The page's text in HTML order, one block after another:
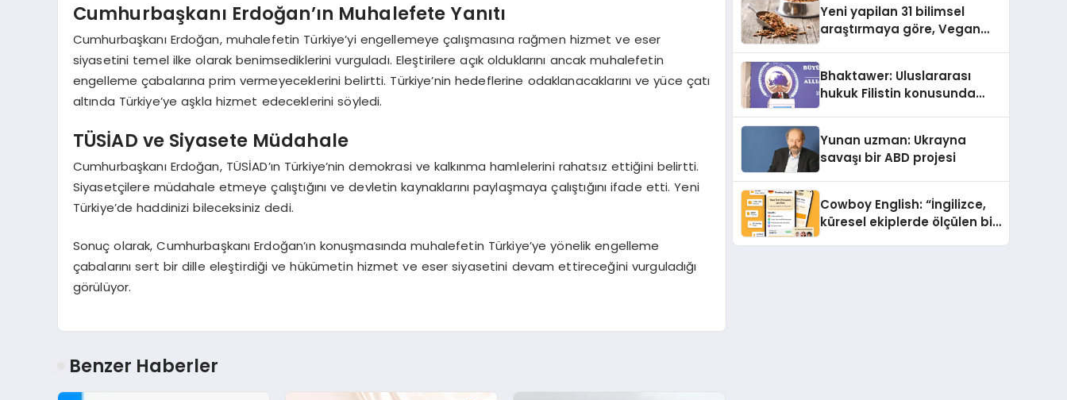
Cumhurbaşkanı Erdoğan’ın Muhalefete Yanıtı
Cumhurbaşkanı Erdoğan, muhalefetin Türkiye’yi engellemeye çalışmasına rağmen hizmet ve eser
siyasetini temel ilke olarak benimsediklerini vurguladı. Eleştirilere açık olduklarını ancak muhalefetin
engelleme çabalarına prim vermeyeceklerini belirtti. Türkiye’nin hedeflerine odaklanacaklarını ve yüce çatı
altında Türkiye’ye aşkla hizmet edeceklerini söyledi.
TÜSİAD ve Siyasete Müdahale
Cumhurbaşkanı Erdoğan, TÜSİAD’ın Türkiye’nin demokrasi ve kalkınma hamlelerini rahatsız ettiğini belirtti.
Siyasetçilere müdahale etmeye çalıştığını ve devletin kaynaklarını paylaşmaya çalıştığını ifade etti. Yeni
Türkiye’de haddinizi bileceksiniz dedi.
Sonuç olarak, Cumhurbaşkanı Erdoğan’ın konuşmasında muhalefetin Türkiye’ye yönelik engelleme
çabalarını sert bir dille eleştirdiği ve hükümetin hizmet ve eser siyasetini devam ettireceğini vurguladığı
görülüyor.
Benzer Haberler
Yeni yapilan 31 bilimsel
araştırmaya göre, Vegan
Sindirildiğini Ortaya Koydu
Bhaktawer: Uluslararası
hukuk Filistin konusunda
Yunan uzman: Ukrayna
savaşı bir ABD projesi
Cowboy English: “İngilizce,
küresel ekiplerde ölçülen bir